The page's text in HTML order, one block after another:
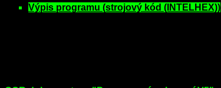
Výpis programu (strojový kód (INTELHEX))